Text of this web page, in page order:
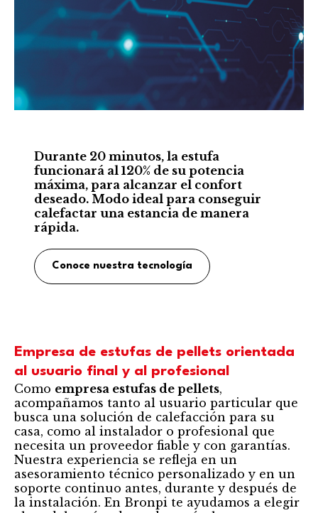
Durante 20 minutos, la estufa
funcionará al 120% de su potencia
máxima, para alcanzar el confort
deseado. Modo ideal para conseguir
calefactar una estancia de manera
rápida.
Conoce nuestra tecnología
Empresa de estufas de pellets orientada
al usuario final y al profesional
Como empresa estufas de pellets,
acompañamos tanto al usuario particular que
busca una solución de calefacción para su
casa, como al instalador o profesional que
necesita un proveedor fiable y con garantías.
Nuestra experiencia se refleja en un
asesoramiento técnico personalizado y en un
soporte continuo antes, durante y después de
la instalación. En Bronpi te ayudamos a elegir